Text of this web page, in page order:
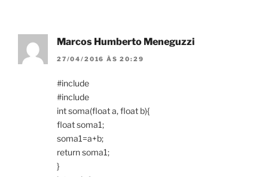
Marcos Humberto Meneguzzi
27/04/2016 ÀS 20:29
#include
#include
int soma(float a, float b){
float soma1;
soma1=a+b;
return soma1;
}